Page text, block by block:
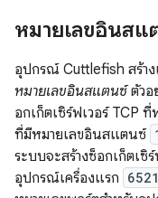
หมายเลขอินสแ
อุปกรณ์ Cuttlefish สร้าง
หมายเลขอินสแตนซ์ตัวอ
อกเก็ตเซิร์ฟเวอร์ TCP ที่
ที่มีหมายเลขอินสแตนซ์
ระบบจะสร้างซ็อกเก็ตเซิ
อุปกรณ์เครื่องแรก 6521